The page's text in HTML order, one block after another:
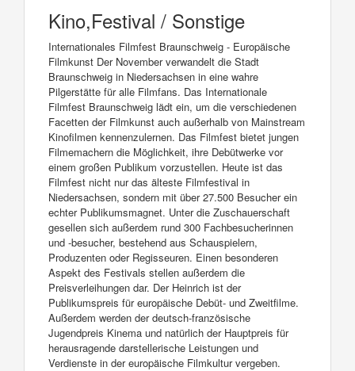
Kino,Festival / Sonstige
Internationales Filmfest Braunschweig - Europäische
Filmkunst Der November verwandelt die Stadt
Braunschweig in Niedersachsen in eine wahre
Pilgerstätte für alle Filmfans. Das Internationale
Filmfest Braunschweig lädt ein, um die verschiedenen
Facetten der Filmkunst auch außerhalb von Mainstream
Kinofilmen kennenzulernen. Das Filmfest bietet jungen
Filmemachern die Möglichkeit, ihre Debütwerke vor
einem großen Publikum vorzustellen. Heute ist das
Filmfest nicht nur das älteste Filmfestival in
Niedersachsen, sondern mit über 27.500 Besucher ein
echter Publikumsmagnet. Unter die Zuschauerschaft
gesellen sich außerdem rund 300 Fachbesucherinnen
und -besucher, bestehend aus Schauspielern,
Produzenten oder Regisseuren. Einen besonderen
Aspekt des Festivals stellen außerdem die
Preisverleihungen dar. Der Heinrich ist der
Publikumspreis für europäische Debüt- und Zweitfilme.
Außerdem werden der deutsch-französische
Jugendpreis Kinema und natürlich der Hauptpreis für
herausragende darstellerische Leistungen und
Verdienste in der europäische Filmkultur vergeben.